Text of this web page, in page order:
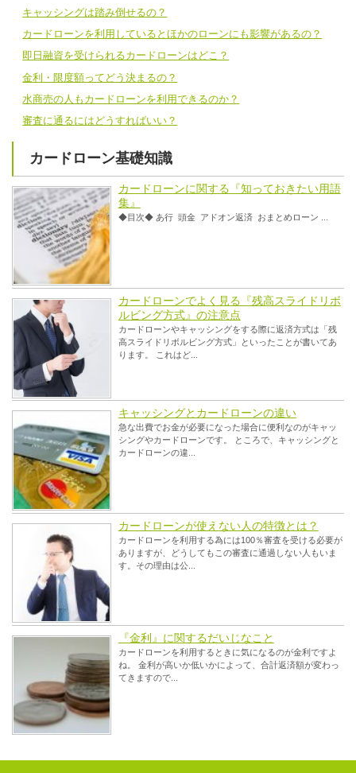
キャッシングは踏み倒せるの？
カードローンを利用しているとほかのローンにも影響があるの？
即日融資を受けられるカードローンはどこ？
金利・限度額ってどう決まるの？
水商売の人もカードローンを利用できるのか？
審査に通るにはどうすればいい？
カードローン基礎知識
カードローンに関する『知っておきたい用語
集』
◆目次◆ あ行 頭金 アドオン返済 おまとめローン ...
カードローンでよく見る『残高スライドリボ
ルビング方式』の注意点
カードローンやキャッシングをする際に返済方式は「残
高スライドリボルビング方式」といったことが書いてあ
ります。 これはど...
キャッシングとカードローンの違い
急な出費でお金が必要になった場合に便利なのがキャッ
シングやカードローンです。 ところで、キャッシングと
カードローンの違...
カードローンが使えない人の特徴とは？
カードローンを利用する為には100％審査を受ける必要が
ありますが、どうしてもこの審査に通過しない人もいま
す。その理由は公...
『金利』に関するだいじなこと
カードローンを利用するときに気になるのが金利ですよ
ね。 金利が高いか低いかによって、合計返済額が変わっ
てきますので...